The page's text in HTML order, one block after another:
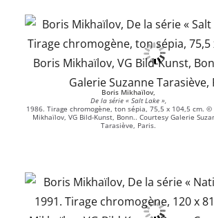
Boris Mikhaïlov,
De la série « Salt Lake »,
1986. Tirage chromogène, ton sépia, 75,5 x 104,5 cm. ©
Mikhaïlov, VG Bild-Kunst, Bonn.. Courtesy Galerie
Tarasiève, Paris.